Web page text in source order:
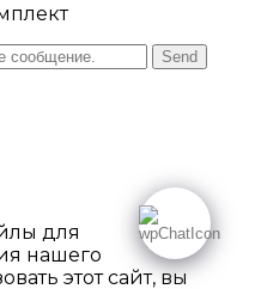
Send
для
нашего
этот сайт, вы